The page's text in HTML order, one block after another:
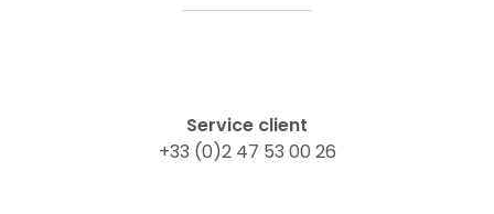
Service client
+33 (0)2 47 53 00 26